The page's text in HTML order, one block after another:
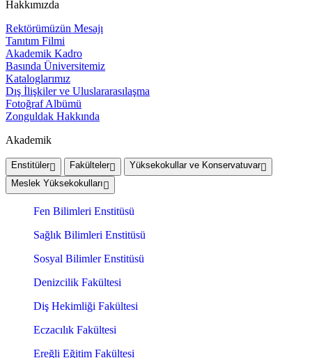
Hakkımızda
Rektörümüzün Mesajı
Tanıtım Filmi
Akademik Kadro
Basında Üniversitemiz
Kataloglarımız
Dış İlişkiler ve Uluslararasılaşma
Fotoğraf Albümü
Zonguldak Hakkında
Akademik
Enstitüler Fakülteler
Yüksekokullar ve Konservatuvar
Meslek Yüksekokulları
Fen Bilimleri Enstitüsü
Sağlık Bilimleri Enstitüsü
Sosyal Bilimler Enstitüsü
Denizcilik Fakültesi
Diş Hekimliği Fakültesi
Eczacılık Fakültesi
Ereğli Eğitim Fakültesi